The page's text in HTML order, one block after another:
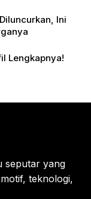
Ini
Lengkapnya!
seputar yang
teknologi,